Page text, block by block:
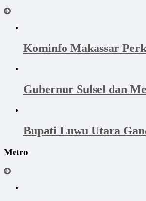
Kominfo Makassar
Gubernur Sulsel dan
Bupati Luwu Utara
Metro